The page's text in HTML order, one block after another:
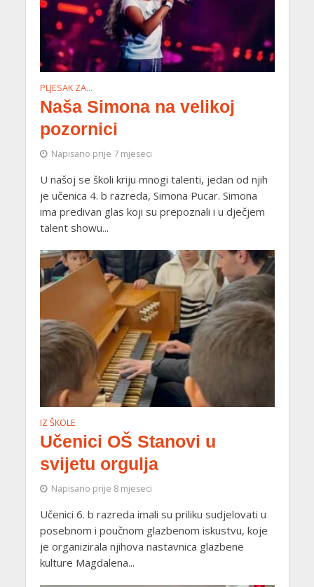
PLJESAK ZA…
Naša Simona na velikoj
pozornici
Napisano prije 7 mjeseci
U našoj se školi kriju mnogi talenti, jedan od njih
je učenica 4. b razreda, Simona Pucar. Simona
ima predivan glas koji su prepoznali i u dječjem
talent showu...
IZ ŠKOLE
Učenici OŠ Stanovi u
svijetu orgulja
Napisano prije 8 mjeseci
Učenici 6. b razreda imali su priliku sudjelovati u
posebnom i poučnom glazbenom iskustvu, koje
je organizirala njihova nastavnica glazbene
kulture Magdalena...